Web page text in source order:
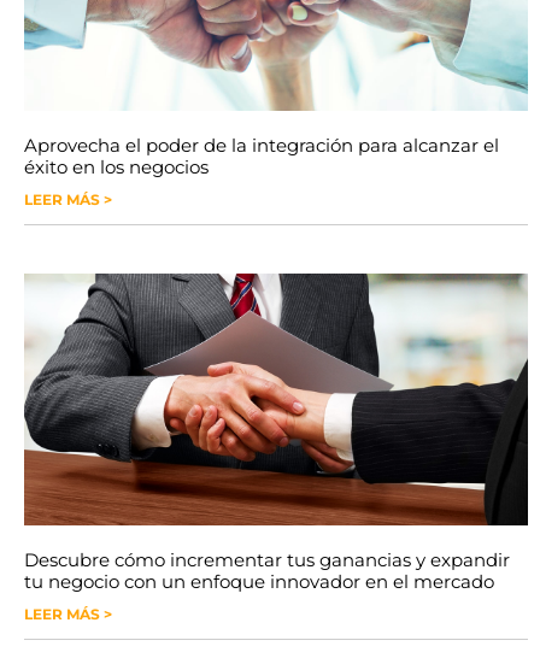
Aprovecha el poder de la integración para alcanzar el
éxito en los negocios
LEER MÁS >
Descubre cómo incrementar tus ganancias y expandir
tu negocio con un enfoque innovador en el mercado
LEER MÁS >